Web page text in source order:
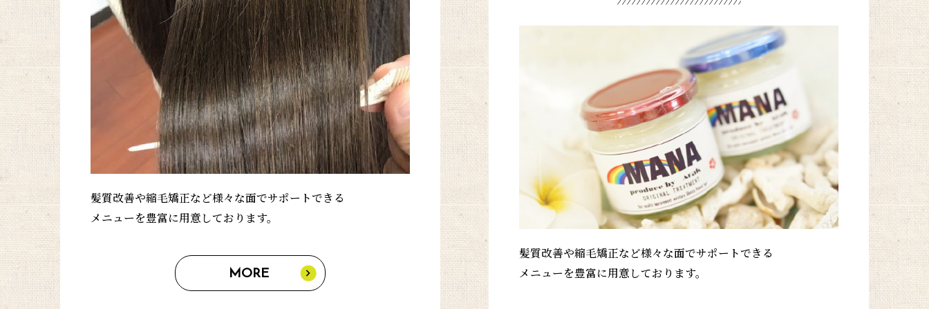
髪質改善や縮毛矯正など様々な面でサポートできる
メニューを豊富に用意しております。
MORE
髪質改善や縮毛矯正など様々な面でサポートできる
メニューを豊富に用意しております。